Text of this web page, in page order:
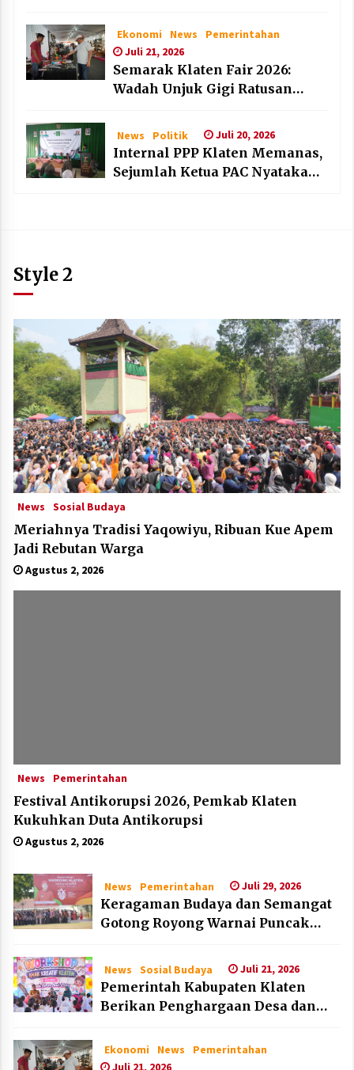
HAN 2026
Ekonomi News
Pemerintahan
Juli 21, 2026
Semarak Klaten Fair 2026:
Wadah Unjuk Gigi Ratusan
News Politik Juli 20, 2026
Internal PPP Klaten Memanas,
Sejumlah Ketua PAC Nyatakan
Style 2
News Sosial Budaya
Meriahnya Tradisi Yaqowiyu, Ribuan Kue Apem
Jadi Rebutan Warga
Agustus 2, 2026
News Pemerintahan
Festival Antikorupsi 2026, Pemkab Klaten
Kukuhkan Duta Antikorupsi
Agustus 2, 2026
News Pemerintahan Juli 29, 2026
Keragaman Budaya dan Semangat
Gotong Royong Warnai Puncak
News Sosial Budaya Juli 21, 2026
Pemerintah Kabupaten Klaten
Berikan Penghargaan Desa dan
2026
Ekonomi News
Pemerintahan
Juli 21, 2026